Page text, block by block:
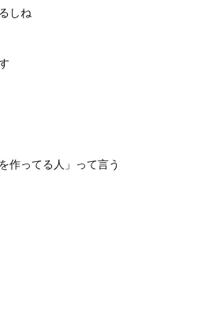
しね
作ってる人」って言う